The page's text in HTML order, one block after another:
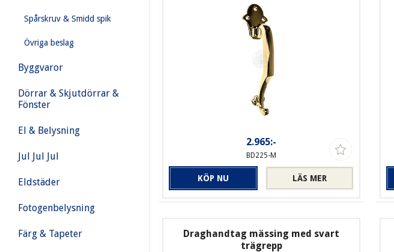
Spårskruv & Smidd spik
Övriga beslag
Byggvaror
Dörrar & Skjutdörrar &
Fönster
El & Belysning
Jul Jul Jul
Eldstäder
Fotogenbelysning
Färg & Tapeter
2.965:-
BD225-M
LÄS MER
KÖP NU
Draghandtag mässing med svart
trägrepp